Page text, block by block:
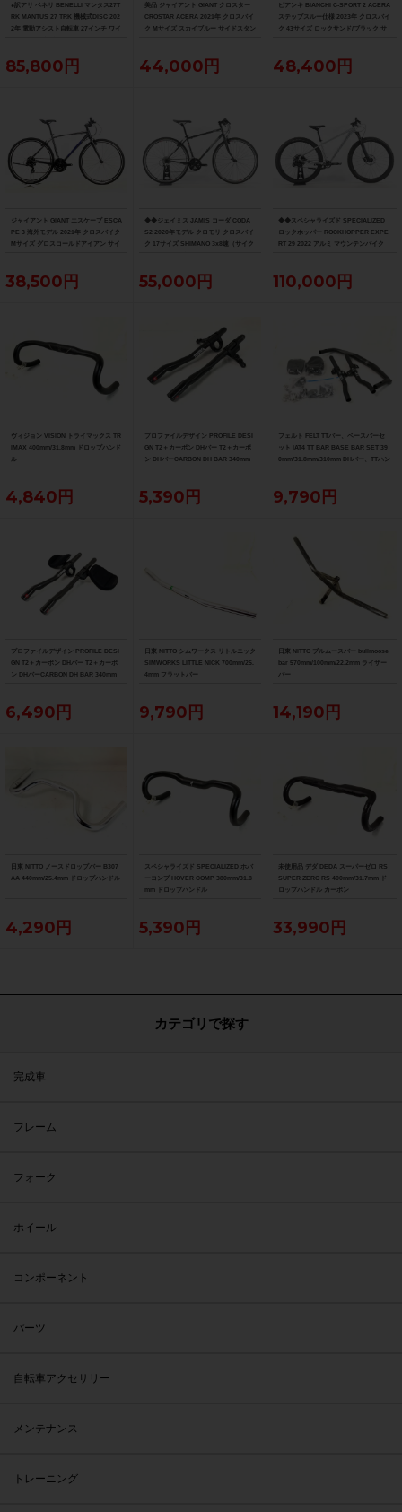
●訳アリ ベネリ BENELLI マンタス27T
RK MANTUS 27 TRK 機械式DISC 202
2年 電動アシスト自転車 27インチ ワイ
85,800円
美品 ジャイアント GIANT クロスター
CROSTAR ACERA 2021年 クロスバイ
ク Mサイズ スカイブルー サイドスタン
44,000円
ビアンキ BIANCHI C-SPORT 2 ACERA
ステップスルー仕様 2023年 クロスバイ
ク 43サイズ ロックサンド/ブラック サ
48,400円
ジャイアント GIANT エスケープ ESCA
PE 3 海外モデル 2021年 クロスバイク
Mサイズ グロスコールドアイアン サイ
38,500円
◆◆ジェイミス JAMIS コーダ CODA
S2 2020年モデル クロモリ クロスバイ
ク 17サイズ SHIMANO 3x8速（サイク
55,000円
◆◆スペシャライズド SPECIALIZED
ロックホッパー ROCKHOPPER EXPE
RT 29 2022 アルミ マウンテンバイク
送）
110,000円
ヴィジョン VISION トライマックス TR
IMAX 400mm/31.8mm ドロップハンド
ル
4,840円
プロファイルデザイン PROFILE DESI
GN T2＋カーボン DHバー T2＋カーボ
ン DHバーCARBON DH BAR 340mm
5,390円
フェルト FELT TTバー、ベースバーセ
ット IAT4 TT BAR BASE BAR SET 39
0mm/31.8mm/310mm DHバー、TTハン
9,790円
プロファイルデザイン PROFILE DESI
GN T2＋カーボン DHバー T2＋カーボ
ン DHバーCARBON DH BAR 340mm
6,490円
日東 NITTO シムワークス リトルニック
SIMWORKS LITTLE NICK 700mm/25.
4mm フラットバー
9,790円
日東 NITTO ブルムースバー bullmoose
bar 570mm/100mm/22.2mm ライザー
バー
14,190円
日東 NITTO ノースドロップバー B307
AA 440mm/25.4mm ドロップハンドル
4,290円
スペシャライズド SPECIALIZED ホバ
ーコンプ HOVER COMP 380mm/31.8
mm ドロップハンドル
5,390円
未使用品 デダ DEDA スーパーゼロ RS
SUPER ZERO RS 400mm/31.7mm ド
ロップハンドル カーボン
33,990円
カテゴリで探す
完成車
フレーム
フォーク
ホイール
コンポーネント
パーツ
自転車アクセサリー
メンテナンス
トレーニング